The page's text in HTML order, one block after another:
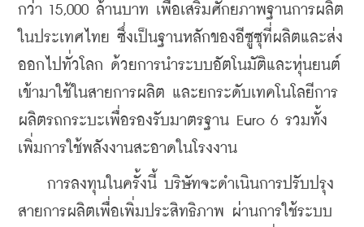
กว่า 15,000 ล้านบาท เพื่อเสริมศักยภาพฐานการผลิต
ในประเทศไทย ซึ่งเป็นฐานหลักของอีซูซุที่ผลิตและส่ง
ออกไปทั่วโลก ด้วยการนำระบบอัตโนมัติและหุ่นยนต์
เข้ามาใช้ในสายการผลิต และยกระดับเทคโนโลยีการ
ผลิตรถกระบะเพื่อรองรับมาตรฐาน Euro 6 รวมทั้ง
เพิ่มการใช้พลังงานสะอาดในโรงงาน
การลงทุนในครั้งนี้ บริษัทจะดำเนินการปรับปรุง
สายการผลิตเพื่อเพิ่มประสิทธิภาพ ผ่านการใช้ระบบ